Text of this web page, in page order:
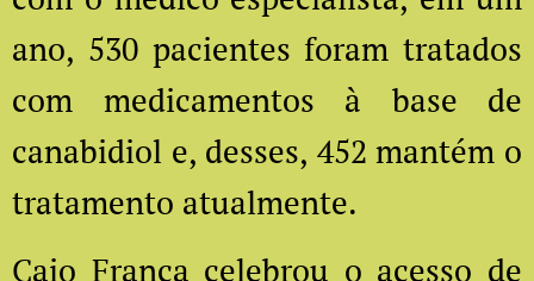
ano, 530 pacientes foram tratados
com medicamentos à base de
canabidiol e, desses, 452 mantém o
tratamento atualmente.
Caio França celebrou o acesso de